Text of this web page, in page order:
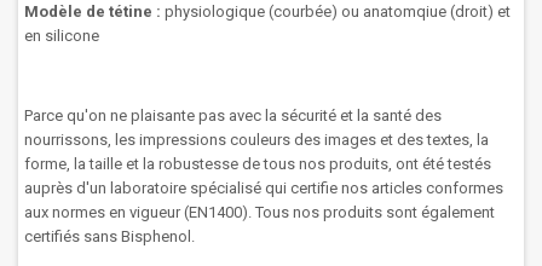
Modèle de tétine : physiologique (courbée) ou anatomqiue (droit) et
en silicone
Parce qu'on ne plaisante pas avec la sécurité et la santé des
nourrissons, les impressions couleurs des images et des textes, la
forme, la taille et la robustesse de tous nos produits, ont été testés
auprès d'un laboratoire spécialisé qui certifie nos articles conformes
aux normes en vigueur (EN1400). Tous nos produits sont également
certifiés sans Bisphenol.